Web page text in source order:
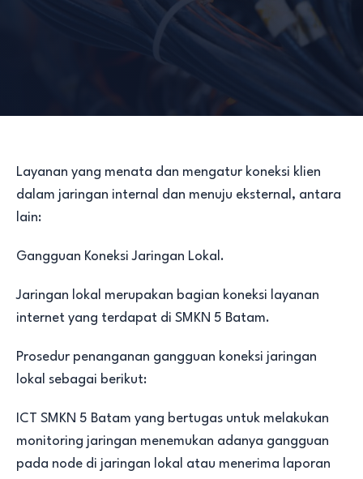
Layanan yang menata dan mengatur koneksi klien
dalam jaringan internal dan menuju eksternal, antara
lain:
Gangguan Koneksi Jaringan Lokal.
Jaringan lokal merupakan bagian koneksi layanan
internet yang terdapat di SMKN 5 Batam.
Prosedur penanganan gangguan koneksi jaringan
lokal sebagai berikut:
ICT SMKN 5 Batam yang bertugas untuk melakukan
monitoring jaringan menemukan adanya gangguan
pada node di jaringan lokal atau menerima laporan